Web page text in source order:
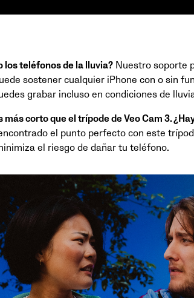
los teléfonos de la lluvia? Nuestro soporte
sostener cualquier iPhone con o sin
grabar incluso en condiciones de
más corto que el trípode de Veo Cam 3.
el punto perfecto con este
el riesgo de dañar tu teléfono.